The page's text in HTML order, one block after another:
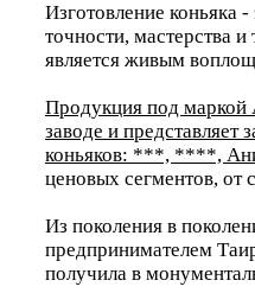
Изготовление коньяка
точности, мастерства
является живым
Продукция под маркой
заводе и
коньяков: ***, ****,
ценовых сегментов, от
Из поколения в
предпринимателем
получила в